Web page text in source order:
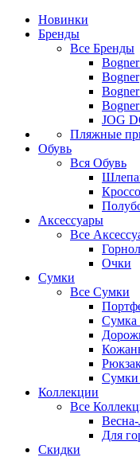
Новинки
Бренды
Все Бренды
Bogner
Bogner
JOG
Пляжные
Обувь
Вся Обувь
Аксессуары
Все
Очки
Сумки
Все Сумки
Сумка
Сумки
Коллекции
Все
Для
Скидки